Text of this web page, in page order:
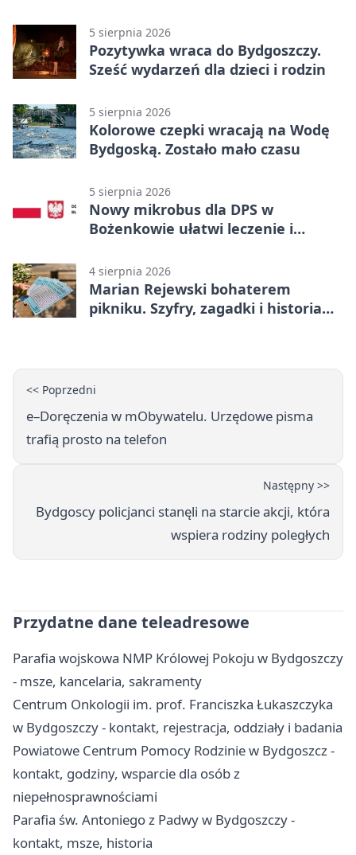
5 sierpnia 2026
Pozytywka wraca do Bydgoszczy.
Sześć wydarzeń dla dzieci i rodzin
5 sierpnia 2026
Kolorowe czepki wracają na Wodę
Bydgoską. Zostało mało czasu
5 sierpnia 2026
Nowy mikrobus dla DPS w
Bożenkowie ułatwi leczenie i
4 sierpnia 2026
Marian Rejewski bohaterem
pikniku. Szyfry, zagadki i historia
<< Poprzedni
e–Doręczenia w mObywatelu. Urzędowe pisma
trafią prosto na telefon
Następny >>
Bydgoscy policjanci stanęli na starcie akcji, która
wspiera rodziny poległych
Przydatne dane teleadresowe
Parafia wojskowa NMP Królowej Pokoju w Bydgoszczy
- msze, kancelaria, sakramenty
Centrum Onkologii im. prof. Franciszka Łukaszczyka
w Bydgoszczy - kontakt, rejestracja, oddziały i badania
Powiatowe Centrum Pomocy Rodzinie w Bydgoszcz -
kontakt, godziny, wsparcie dla osób z
niepełnosprawnościami
Parafia św. Antoniego z Padwy w Bydgoszczy -
kontakt, msze, historia